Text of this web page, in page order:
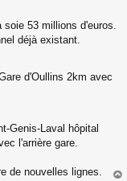
soie 53 millions d'euros.
déjà existant.
d'Oullins 2km avec
Genis-Laval hôpital
l'arrière gare.
de nouvelles lignes.